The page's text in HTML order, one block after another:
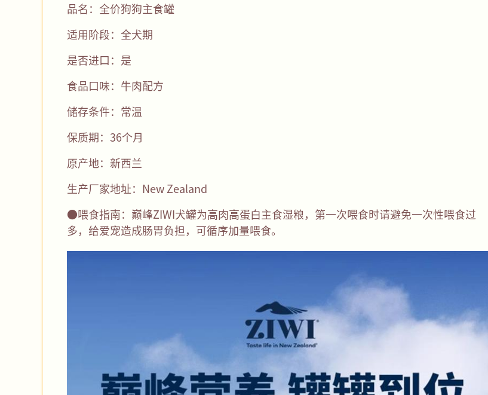
品名：全价狗狗主食罐
适用阶段：全犬期
是否进口：是
食品口味：牛肉配方
储存条件：常温
保质期：36个月
原产地：新西兰
生产厂家地址：New Zealand
●喂食指南：巅峰ZIWI犬罐为高肉高蛋白主食湿粮，第一次喂食时请避免一次性喂食过
多，给爱宠造成肠胃负担，可循序加量喂食。